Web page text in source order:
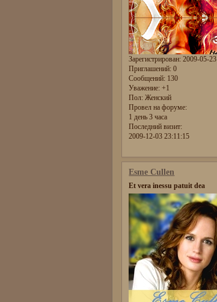
Зарегистрирован: 2009-05-23
Приглашений: 0
Сообщений: 130
Уважение: +1
Пол: Женский
Провел на форуме:
1 день 3 часа
Последний визит:
2009-12-03 23:11:15
Esme Cullen
Et vera inessu patuit dea